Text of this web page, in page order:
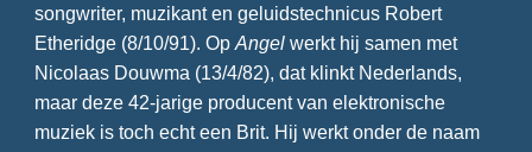
songwriter, muzikant en geluidstechnicus Robert
Etheridge (8/10/91). Op Angel werkt hij samen met
Nicolaas Douwma (13/4/82), dat klinkt Nederlands,
maar deze 42-jarige producent van elektronische
muziek is toch echt een Brit. Hij werkt onder de naam